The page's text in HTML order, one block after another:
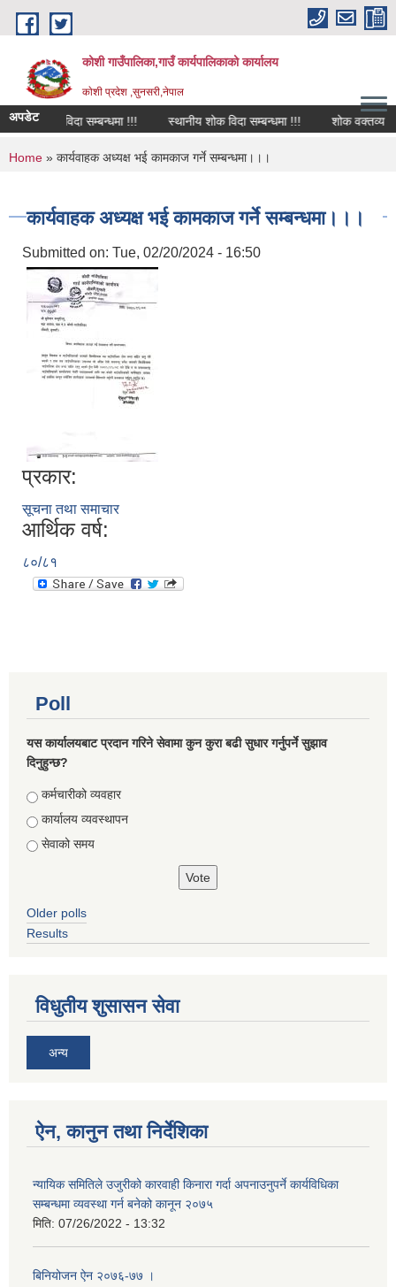
Skip to main content
कोशी गाउँपालिका,गाउँ कार्यपालिकाको कार्यालय
काेशी प्रदेश ,सुनसरी,नेपाल
अपडेटशोक विदा सम्बन्धमा !!! स्थानीय शोक विदा सम्बन्धमा !!! शोक वक्तव्य
You are here
Home » कार्यवाहक अध्यक्ष भई कामकाज गर्ने सम्बन्धमा।।।
कार्यवाहक अध्यक्ष भई कामकाज गर्ने सम्बन्धमा।।।
Submitted on: Tue, 02/20/2024 - 16:50
प्रकार:
सूचना तथा समाचार
आर्थिक वर्ष:
८०/८१
Poll
यस कार्यालयबाट प्रदान गरिने सेवामा कुन कुरा बढी सुधार गर्नुपर्ने सुझाव
दिनुहुन्छ?
Choices
कर्मचारीको व्यवहार
कार्यालय व्यवस्थापन
सेवाको समय
Older polls
Results
विधुतीय शुसासन सेवा
अन्य
ऐन, कानुन तथा निर्देशिका
न्यायिक समितिले उजुरीको कारवाही किनारा गर्दा अपनाउनुपर्ने कार्यविधिका
सम्बन्धमा व्यवस्था गर्न बनेको कानून २०७५
मिति: 07/26/2022 - 13:32
बिनियोजन ऐन २०७६-७७ ।